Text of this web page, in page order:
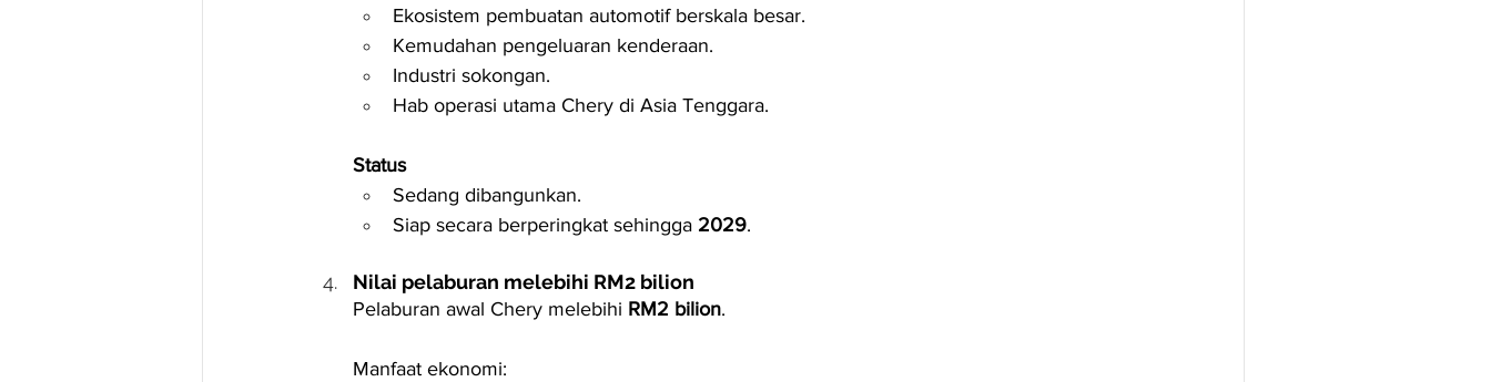
Ekosistem pembuatan automotif berskala besar.
Kemudahan pengeluaran kenderaan.
Industri sokongan.
Hab operasi utama Chery di Asia Tenggara.
Status
Sedang dibangunkan.
Siap secara berperingkat sehingga 2029.
Nilai pelaburan melebihi RM2 bilion
Pelaburan awal Chery melebihi RM2 bilion.
Manfaat ekonomi: